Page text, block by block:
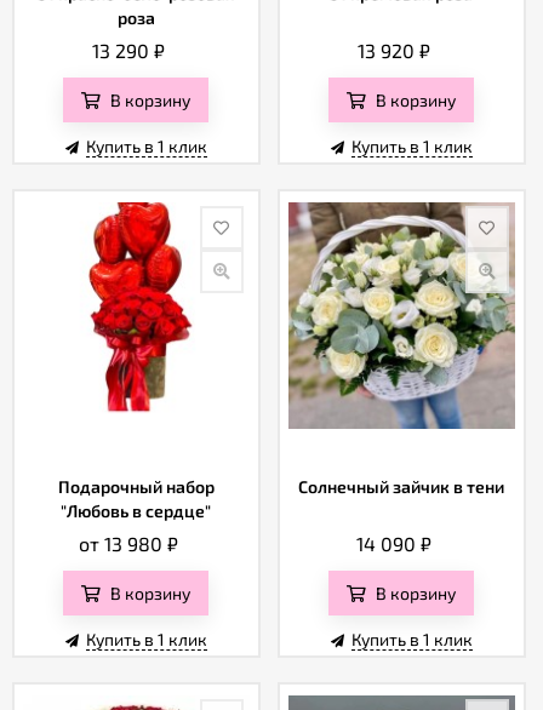
роза
13 290₽
В корзину
Купить в 1 клик
13 920₽
В корзину
Купить в 1 клик
Подарочный набор
"Любовь в сердце"
от 13 980₽
В корзину
Купить в 1 клик
Солнечный зайчик в тени
14 090₽
В корзину
Купить в 1 клик